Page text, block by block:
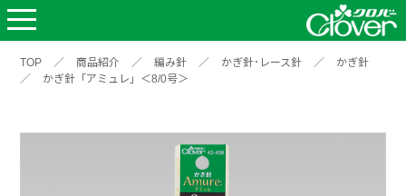
TOP ／ 商品紹介 ／ 編み針 ／ かぎ針･レース針 ／
かぎ針
／
かぎ針「アミュレ」＜8/0号＞